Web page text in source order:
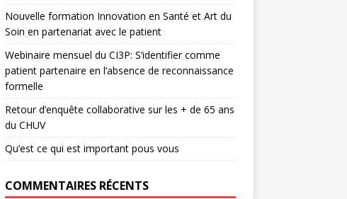
Nouvelle formation Innovation en Santé et Art du
Soin en partenariat avec le patient
Webinaire mensuel du CI3P: S’identifier comme
patient partenaire en l’absence de reconnaissance
formelle
Retour d’enquête collaborative sur les + de 65 ans
du CHUV
Qu’est ce qui est important pous vous
COMMENTAIRES RÉCENTS